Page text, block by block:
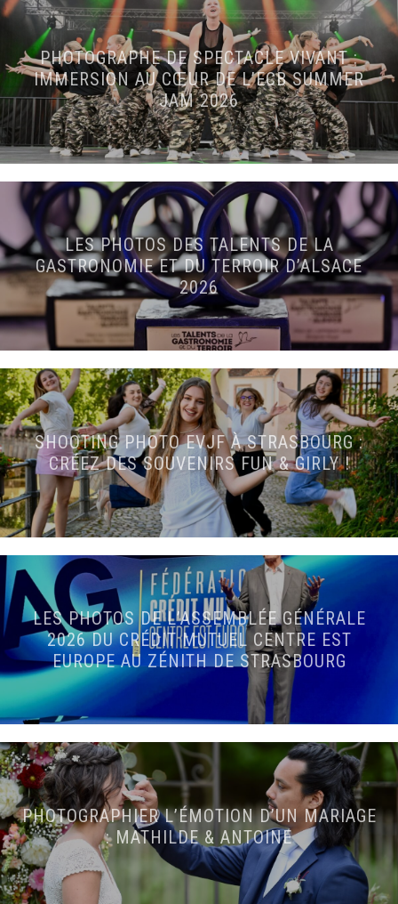
PHOTOGRAPHE DE SPECTACLE VIVANT :
IMMERSION AU CŒUR DE L’ECB SUMMER
JAM 2026
LES PHOTOS DES TALENTS DE LA
GASTRONOMIE ET DU TERROIR D’ALSACE
2026
SHOOTING PHOTO EVJF À STRASBOURG :
CRÉEZ DES SOUVENIRS FUN & GIRLY !
LES PHOTOS DE L’ASSEMBLÉE GÉNÉRALE
2026 DU CRÉDIT MUTUEL CENTRE EST
EUROPE AU ZÉNITH DE STRASBOURG
PHOTOGRAPHIER L’ÉMOTION D’UN MARIAGE
: MATHILDE & ANTOINE